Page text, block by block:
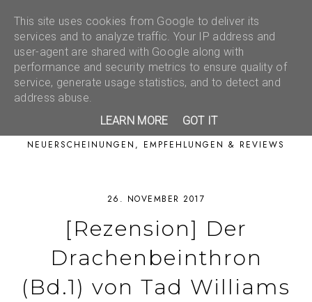
NEUERSCHEINUNGEN, EMPFEHLUNGEN & REVIEWS
26. NOVEMBER 2017
[Rezension] Der
Drachenbeinthron
(Bd.1) von Tad Williams
This site uses cookies from Google to deliver its
services and to analyze traffic. Your IP address and
user-agent are shared with Google along with
performance and security metrics to ensure quality of
service, generate usage statistics, and to detect and
address abuse.
LEARN MORE
GOT IT